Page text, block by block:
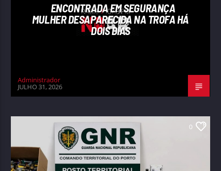
ENCONTRADA EM SEGURANÇA
MULHER DESAPARECIDA NA TROFA HÁ
DOIS DIAS
Administrador
JULHO 31, 2026
0